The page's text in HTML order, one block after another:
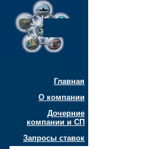
Главная
О компании
Дочерние
компании и СП
Запросы ставок